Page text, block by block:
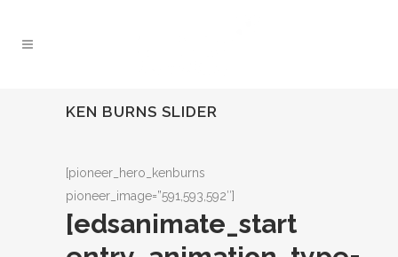
KEN BURNS SLIDER
[pioneer_hero_kenburns
pioneer_image=”591,593,592″]
[edsanimate_start